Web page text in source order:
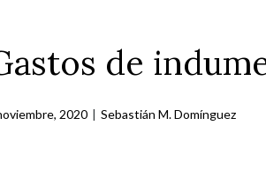
de
2020 | Sebastián M. Domínguez